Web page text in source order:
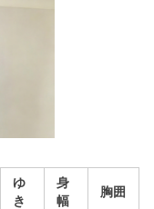
ゆ
き
身
幅
胸囲